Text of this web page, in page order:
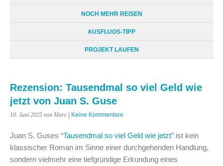
NOCH MEHR REISEN
AUSFLUGS-TIPP
PROJEKT LAUFEN
Rezension: Tausendmal so viel Geld wie
jetzt von Juan S. Guse
10. Juni 2025 von Marc | Keine Kommentare
Juan S. Guses “Tausendmal so viel Geld wie jetzt” ist kein
klassischer Roman im Sinne einer durchgehenden Handlung,
sondern vielmehr eine tiefgründige Erkundung eines